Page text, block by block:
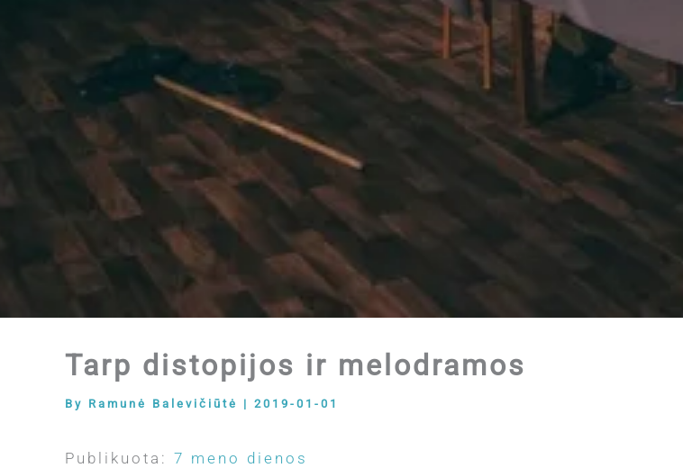
Tarp distopijos ir melodramos
By Ramunė Balevičiūtė | 2019-01-01
Publikuota: 7 meno dienos